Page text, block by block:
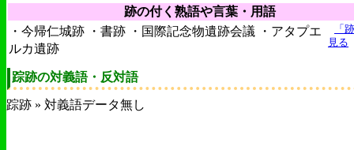
跡の付く熟語や言葉・用語
・今帰仁城跡 ・書跡 ・国際記念物遺跡会議 ・アタプエ
ルカ遺跡
「
見る
踪跡の対義語・反対語
踪跡 » 対義語データ無し